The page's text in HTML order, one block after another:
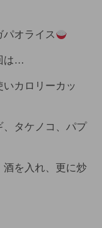
オライス
は…
カロリーカッ
、タケノコ、パプ
酒を入れ、更に炒